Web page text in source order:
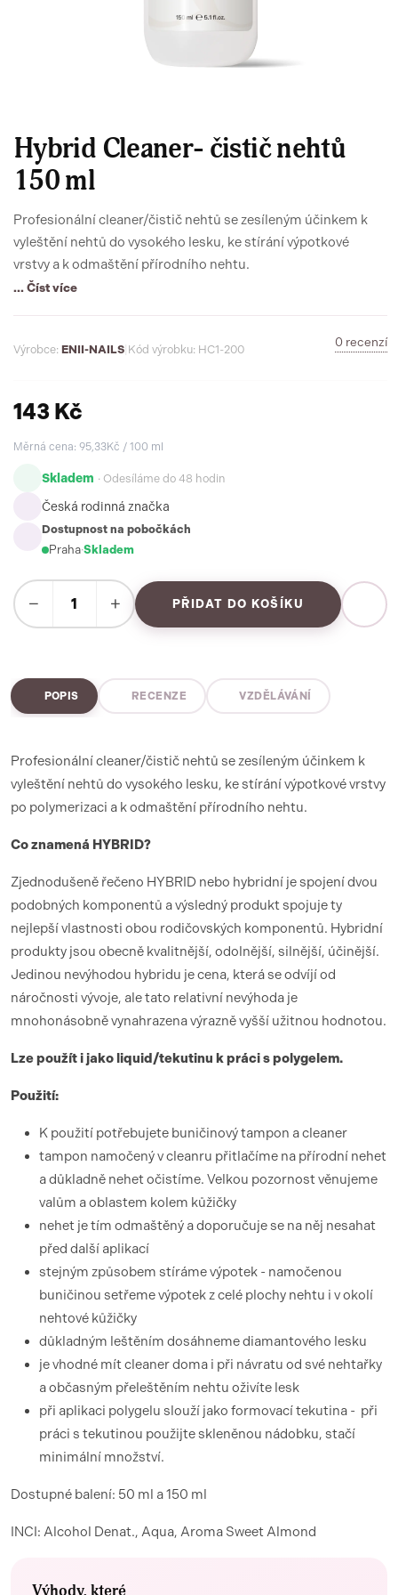
Hybrid Cleaner- čistič nehtů
150 ml
Profesionální cleaner/čistič nehtů se zesíleným účinkem k
vyleštění nehtů do vysokého lesku, ke stírání výpotkové
vrstvy a k odmaštění přírodního nehtu.
... Číst více
Výrobce: ENII-NAILS Kód výrobku: HC1-200
0 recenzí
143 Kč
Měrná cena: 95,33Kč / 100 ml
Skladem · Odesíláme do 48 hodin
Česká rodinná značka
Dostupnost na pobočkách
Praha·Skladem
− + PŘIDAT DO KOŠÍKU
POPIS RECENZE VZDĚLÁVÁNÍ
Profesionální cleaner/čistič nehtů se zesíleným účinkem k
vyleštění nehtů do vysokého lesku, ke stírání výpotkové vrstvy
po polymerizaci a k odmaštění přírodního nehtu.
Co znamená HYBRID?
Zjednodušeně řečeno HYBRID nebo hybridní je spojení dvou
podobných komponentů a výsledný produkt spojuje ty
nejlepší vlastnosti obou rodičovských komponentů. Hybridní
produkty jsou obecně kvalitnější, odolnější, silnější, účinější.
Jedinou nevýhodou hybridu je cena, která se odvíjí od
náročnosti vývoje, ale tato relativní nevýhoda je
mnohonásobně vynahrazena výrazně vyšší užitnou hodnotou.
Lze použít i jako liquid/tekutinu k práci s polygelem.
Použití:
K použití potřebujete buničinový tampon a cleaner
tampon namočený v cleanru přitlačíme na přírodní nehet
a důkladně nehet očistíme. Velkou pozornost věnujeme
valům a oblastem kolem kůžičky
nehet je tím odmaštěný a doporučuje se na něj nesahat
před další aplikací
stejným způsobem stíráme výpotek - namočenou
buničinou setřeme výpotek z celé plochy nehtu i v okolí
nehtové kůžičky
důkladným leštěním dosáhneme diamantového lesku
je vhodné mít cleaner doma i při návratu od své nehtařky
a občasným přeleštěním nehtu oživíte lesk
při aplikaci polygelu slouží jako formovací tekutina - při
práci s tekutinou použijte skleněnou nádobku, stačí
minimální množství.
Dostupné balení: 50 ml a 150 ml
INCI: Alcohol Denat., Aqua, Aroma Sweet Almond